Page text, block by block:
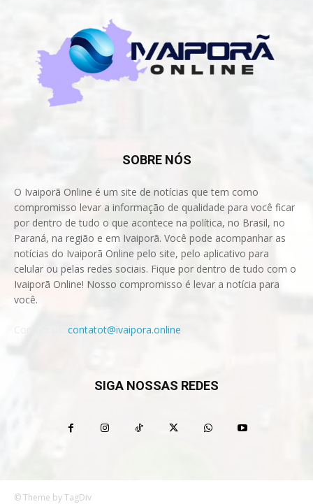
SOBRE NÓS
O Ivaiporã Online é um site de notícias que tem como
compromisso levar a informação de qualidade para você ficar
por dentro de tudo o que acontece na política, no Brasil, no
Paraná, na região e em Ivaiporã. Você pode acompanhar as
notícias do Ivaiporã Online pelo site, pelo aplicativo para
celular ou pelas redes sociais. Fique por dentro de tudo com o
Ivaiporã Online! Nosso compromisso é levar a notícia para
você.
contatot@ivaipora.online
SIGA NOSSAS REDES
© Theme by TagDiv